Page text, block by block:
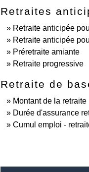
Retraites
Retraite anticipée
Retraite anticipée
Préretraite amiante
Retraite progressive
Retraite de
Montant de la retraite
Durée d'assurance
Cumul emploi -